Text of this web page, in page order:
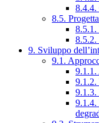
8.4.4.
8.5.
8.5.1.
8.5.2.
9. Sviluppo
9.1.
9.1.2.
9.1.4.